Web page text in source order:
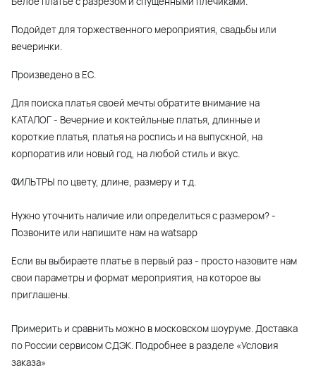
Подойдет для торжественного мероприятия, свадьбы или
вечеринки.
Произведено в ЕС.
Для поиска платья своей мечты обратите внимание на
КАТАЛОГ - Вечерние и коктейльные платья, длинные и
короткие платья, платья на роспись и на выпускной, на
корпоратив или новый год, на любой стиль и вкус.
ФИЛЬТРЫ по цвету, длине, размеру и т.д.
Нужно уточнить наличие или определиться с размером? -
Позвоните или напишите нам на watsapp
Если вы выбираете платье в первый раз - просто назовите нам
свои параметры и формат мероприятия, на которое вы
приглашены.
Примерить и сравнить можно в московском шоуруме. Доставка
по России сервисом СДЭК. Подробнее в разделе «Условия
заказа»